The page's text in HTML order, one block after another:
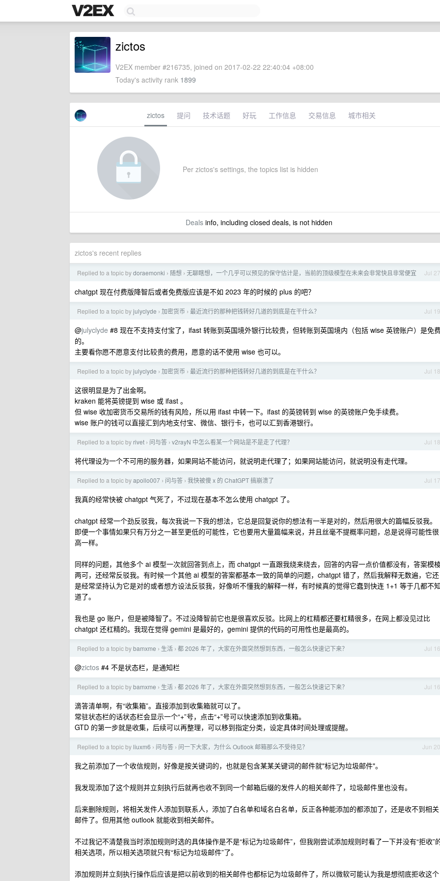
zictos
V2EX member #216735, joined on 2017-02-22 22:40:04 +08:00
Today's activity rank 1899
zictos 提问 技术话题 好玩 工作信息 交易信息 城市相关
Per zictos's settings, the topics list is hidden
Dealsinfo, including closed deals, is not hidden
zictos's recent replies
Jul 27
Replied to a topic bydoraemonki › 随想 › 无聊瞎想，一个几乎可以预见的保守估计是，当前的顶级模型在未来会非常快且非常便宜
chatgpt 现在付费版降智后或者免费版应该是不如 2023 年的时候的 plus 的吧？
Jul 19
Replied to a topic byjulyclyde › 加密货币 › 最近流行的那种把钱转好几道的到底是在干什么？
@julyclyde #8 现在不支持支付宝了，ifast 转账到英国境外银行比较贵，但转账到英国境内（包括 wise 英镑账户）是免费
的。
主要看你愿不愿意支付比较贵的费用，愿意的话不使用 wise 也可以。
Jul 18
Replied to a topic byjulyclyde › 加密货币 › 最近流行的那种把钱转好几道的到底是在干什么？
这很明显是为了出金啊。
kraken 能将英镑提到 wise 或 ifast 。
但 wise 收加密货币交易所的钱有风险，所以用 ifast 中转一下。ifast 的英镑转到 wise 的英镑账户免手续费。
wise 账户的钱可以直接汇到内地支付宝、微信、银行卡，也可以汇到香港银行。
Jul 18
Replied to a topic by rivet › 问与答 › v2rayN 中怎么看某一个网站是不是走了代理？
将代理设为一个不可用的服务器，如果网站不能访问，就说明走代理了；如果网站能访问，就说明没有走代理。
Jul 17
Replied to a topic byapollo007 › 问与答 › 我快被傻 x 的 ChatGPT 搞崩溃了
我真的经常快被 chatgpt 气死了，不过现在基本不怎么使用 chatgpt 了。
chatgpt 经常一个劲反驳我，每次我说一下我的想法，它总是回复说你的想法有一半是对的，然后用很大的篇幅反驳我。
即便一个事情如果只有万分之一甚至更低的可能性，它也要用大量篇幅来说，并且丝毫不提概率问题，总是说得可能性很
高一样。
同样的问题，其他多个 ai 模型一次就回答到点上，而 chatgpt 一直跟我绕来绕去，回答的内容一点价值都没有，答案模
两可，还经常反驳我。有时候一个其他 ai 模型的答案都基本一致的简单的问题，chatgpt 错了，然后我解释无数遍，它还
是经常坚持认为它是对的或者想方设法反驳我，好像听不懂我的解释一样，有时候真的觉得它蠢到快连 1+1 等于几都不知
道了。
我也是 go 账户，但是被降智了。不过没降智前它也是很喜欢反驳。比网上的杠精都还要杠精很多，在网上都没见过比
chatgpt 还杠精的。我现在觉得 gemini 是最好的，gemini 提供的代码的可用性也是最高的。
Jul 16
Replied to a topic bybamxme › 生活 › 都 2026 年了，大家在外面突然想到东西，一般怎么快速记下来？
@zictos #4 不是状态栏，是通知栏
Jul 16
Replied to a topic bybamxme › 生活 › 都 2026 年了，大家在外面突然想到东西，一般怎么快速记下来？
滴答清单啊，有“收集箱”。直接添加到收集箱就可以了。
常驻状态栏的话状态栏会显示一个“+”号，点击“+”号可以快速添加到收集箱。
GTD 的第一步就是收集，后续可以再整理，可以移到指定分类，设定具体时间处理或提醒。
Jun 20
Replied to a topic by liuxm6 › 问与答 › 问一下大家，为什么 Outlook 邮箱那么不受待见？
我之前添加了一个收信规则，好像是按关键词的，也就是包含某某关键词的邮件就"标记为垃圾邮件"。
我发现添加了这个规则并立刻执行后就再也收不到同一个邮箱后缀的发件人的相关邮件了，垃圾邮件里也没有。
后来删除规则，将相关发件人添加到联系人，添加了白名单和域名白名单，反正各种能添加的都添加了，还是收不到相关
邮件了。但用其他 outlook 就能收到相关邮件。
不过我记不清楚我当时添加规则时选的具体操作是不是“标记为垃圾邮件”，但我刚尝试添加规则时看了一下并没有“拒收”
相关选项，所以相关选项就只有“标记为垃圾邮件”了。
添加规则并立刻执行操作后应该是把以前收到的相关邮件也都标记为垃圾邮件了，所以微软可能认为我是想彻底拒收这个